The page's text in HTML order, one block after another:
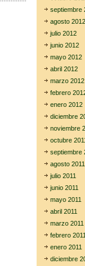
septiembre
agosto 2012
julio 2012
junio 2012
mayo 2012
abril 2012
marzo 2012
febrero
enero 2012
diciembre
noviembre
octubre
septiembre
agosto 2011
julio 2011
junio 2011
mayo 2011
abril 2011
marzo 2011
febrero 2011
enero 2011
diciembre